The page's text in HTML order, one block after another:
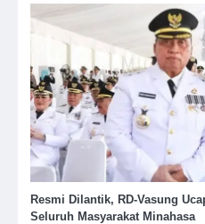
Resmi Dilantik, RD-Vasung
Seluruh Masyarakat Minahasa